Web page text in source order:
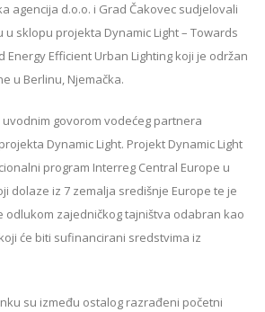
agencija d.o.o. i Grad Čakovec sudjelovali
sklopu projekta Dynamic Light – Towards
Energy Efficient Urban Lighting koji je održan
u Berlinu, Njemačka.
govorom vodećeg partnera
Dynamic Light. Projekt Dynamic Light
program Interreg Central Europe u
dolaze iz 7 zemalja središnje Europe te je
odlukom zajedničkog tajništva odabran kao
će biti sufinancirani sredstvima iz
su između ostalog razrađeni početni